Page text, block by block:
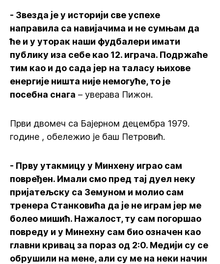
- Звезда је у историји све успехе
направила са навијачима и не сумњам да
ће и у уторак наши фудбалери имати
публику иза себе као 12. играча. Подржаће
тим као и до сада јер на таласу њихове
енергије ништа није немогуће, то је
посебна снага – уверава Пижон.
Први двомеч са Бајерном децембра 1979.
године , обележио је баш Петровић.
- Прву утакмицу у Минхену играо сам
повређен. Имали смо пред тај дуел неку
пријатељску са Земуном и молио сам
тренера Станковића да је не играм јер ме
болео мишић. Нажалост, ту сам погоршао
повреду и у Минехну сам био означен као
главни кривац за пораз од 2:0. Медији су се
обрушили на мене, али су ме на неки начин